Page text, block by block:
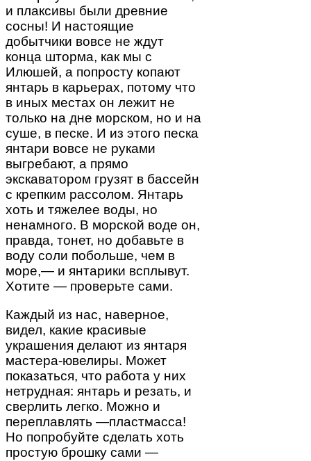
и плаксивы были древние
сосны! И настоящие
добытчики вовсе не ждут
конца шторма, как мы с
Илюшей, а попросту копают
янтарь в карьерах, потому что
в иных местах он лежит не
только на дне морском, но и на
суше, в песке. И из этого песка
янтари вовсе не руками
выгребают, а прямо
экскаватором грузят в бассейн
с крепким рассолом. Янтарь
хоть и тяжелее воды, но
ненамного. В морской воде он,
правда, тонет, но добавьте в
воду соли побольше, чем в
море,— и янтарики всплывут.
Хотите — проверьте сами.
Каждый из нас, наверное,
видел, какие красивые
украшения делают из янтаря
мастера-ювелиры. Может
показаться, что работа у них
нетрудная: янтарь и резать, и
сверлить легко. Можно и
переплавлять —пластмасса!
Но попробуйте сделать хоть
простую брошку сами —